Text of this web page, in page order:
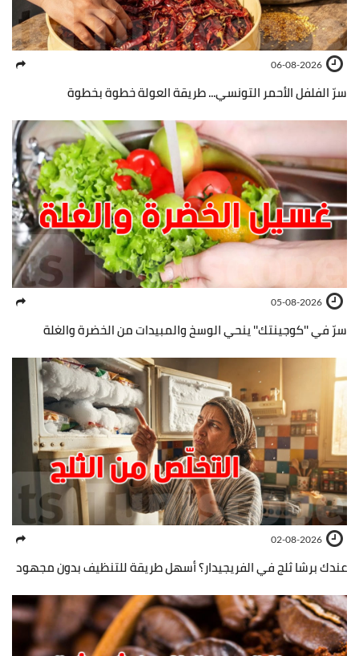
06-08-2026
سرّ الفلفل الأحمر التونسي... طريقة العولة خطوة بخطوة
05-08-2026
سرّ في ''كوجينتك'' ينحي الوسخ والمبيدات من الخضرة والغلة
02-08-2026
عندك برشا ثلج في الفريجيدار؟ أسهل طريقة للتنظيف بدون مجهود